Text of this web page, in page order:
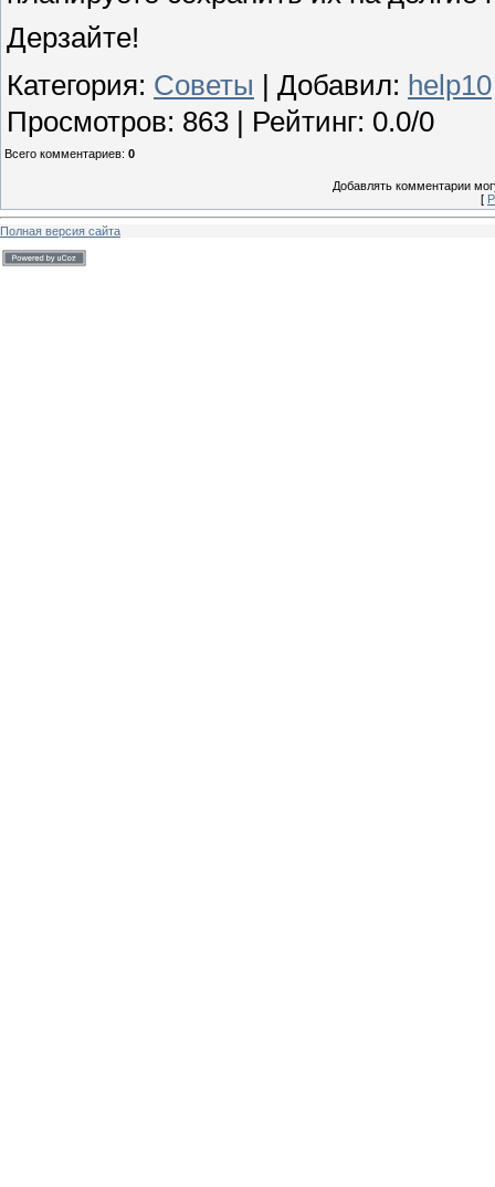
Дерзайте!
Категория: Советы Добавил: help10
Просмотров: 863 Рейтинг: 0.0/0
Всего комментариев: 0
Добавлять комментарии
[
Полная версия сайта